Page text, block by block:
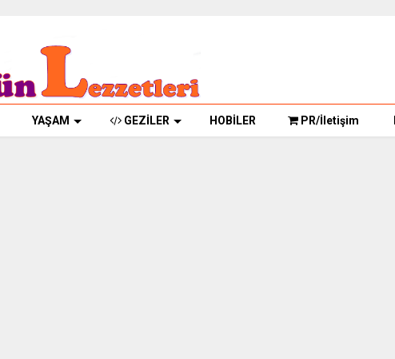
YAŞAM GEZİLER HOBİLER PR/İletişim